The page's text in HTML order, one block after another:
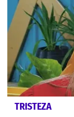
TRISTEZA